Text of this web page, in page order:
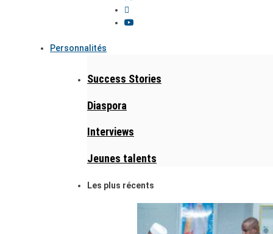
Personnalités
Success Stories
Diaspora
Interviews
Jeunes talents
Les plus récents